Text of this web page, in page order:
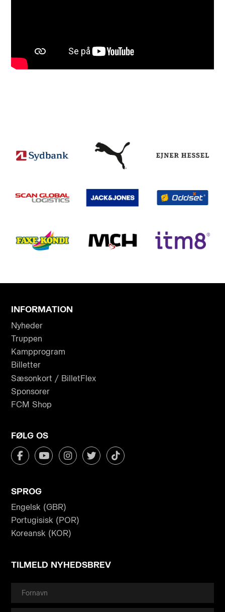
INFORMATION
Nyheder
Truppen
Kampprogram
Billetter
Sæsonkort / BilletFlex
Sponsorer
FCM Shop
FØLG OS
SPROG
Engelsk (GBR)
Portugisisk (POR)
Koreansk (KOR)
TILMELD NYHEDSBREV